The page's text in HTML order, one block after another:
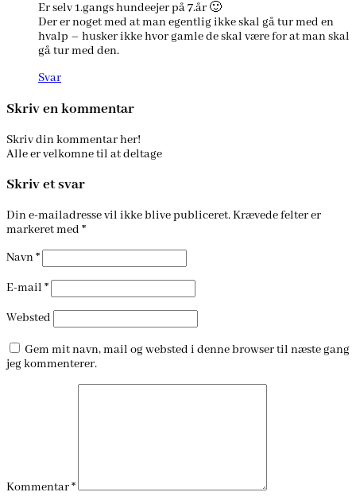
Er selv 1.gangs hundeejer på 7.år 🙂
Der er noget med at man egentlig ikke skal gå tur med en
hvalp – husker ikke hvor gamle de skal være for at man skal
gå tur med den.
Svar
Skriv en kommentar
Skriv din kommentar her!
Alle er velkomne til at deltage
Skriv et svar
Din e-mailadresse vil ikke blive publiceret.Krævede felter er
markeret med *
Navn*
E-mail *
Websted
Gem mit navn, mail og websted i denne browser til næste gang
jeg kommenterer.
Kommentar*